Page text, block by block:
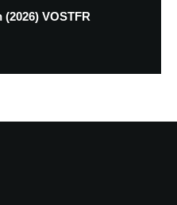
VOSTFR